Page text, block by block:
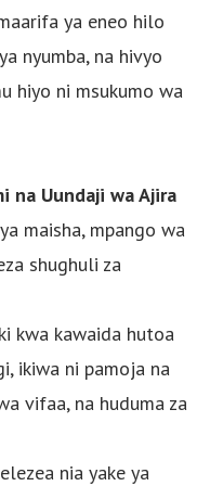
ya eneo hilo
nyumba, na hivyo
hiyo ni msukumo wa
na Uundaji wa Ajira
maisha, mpango wa
shughuli za
kwa kawaida hutoa
ikiwa ni pamoja na
vifaa, na huduma za
nia yake ya